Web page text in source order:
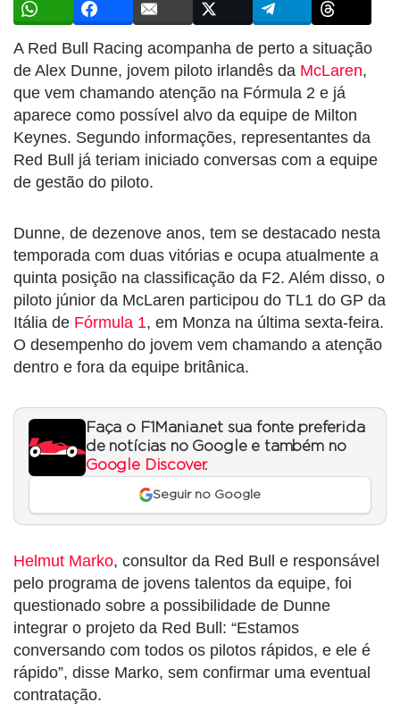
A Red Bull Racing acompanha de perto a situação
de Alex Dunne, jovem piloto irlandês da McLaren,
que vem chamando atenção na Fórmula 2 e já
aparece como possível alvo da equipe de Milton
Keynes. Segundo informações, representantes da
Red Bull já teriam iniciado conversas com a equipe
de gestão do piloto.
Dunne, de dezenove anos, tem se destacado nesta
temporada com duas vitórias e ocupa atualmente a
quinta posição na classificação da F2. Além disso, o
piloto júnior da McLaren participou do TL1 do GP da
Itália de Fórmula 1, em Monza na última sexta-feira.
O desempenho do jovem vem chamando a atenção
dentro e fora da equipe britânica.
Faça o F1Mania.net sua fonte preferida
de notícias no Google e também no
Google Discover.
Seguir no Google
Helmut Marko, consultor da Red Bull e responsável
pelo programa de jovens talentos da equipe, foi
questionado sobre a possibilidade de Dunne
integrar o projeto da Red Bull: “Estamos
conversando com todos os pilotos rápidos, e ele é
rápido”, disse Marko, sem confirmar uma eventual
contratação.